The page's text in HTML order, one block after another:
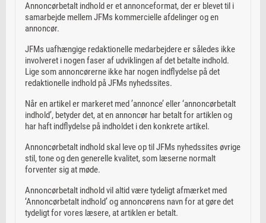
Annoncørbetalt indhold er et annonceformat, der er blevet til i
samarbejde mellem JFMs kommercielle afdelinger og en
annoncør.
JFMs uafhængige redaktionelle medarbejdere er således ikke
involveret i nogen faser af udviklingen af det betalte indhold.
Lige som annoncørerne ikke har nogen indflydelse på det
redaktionelle indhold på JFMs nyhedssites.
Når en artikel er markeret med ’annonce’ eller ‘annoncørbetalt
indhold’, betyder det, at en annoncør har betalt for artiklen og
har haft indflydelse på indholdet i den konkrete artikel.
Annoncørbetalt indhold skal leve op til JFMs nyhedssites øvrige
stil, tone og den generelle kvalitet, som læserne normalt
forventer sig at møde.
Annoncørbetalt indhold vil altid være tydeligt afmærket med
‘Annoncørbetalt indhold’ og annoncørens navn for at gøre det
tydeligt for vores læsere, at artiklen er betalt.